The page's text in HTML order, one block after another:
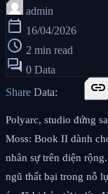
admin
calendar_today 16/04/2026
schedule 2 min read
forum 0 Data
Share Data:
link
Polyarc, studio đứng
Moss: Book II dành
nhân sự trên diện
ngũ thất bại trong nỗ